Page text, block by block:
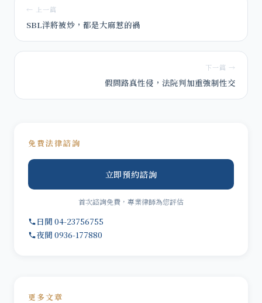
← 上一篇
SBL洋將被炒，都是大麻惹的禍
下一篇 →
假問路真性侵，法院判加重強制性交
免費法律諮詢
立即預約諮詢
首次諮詢免費，專業律師為您評估
日間 04-23756755
夜間 0936-177880
更多文章